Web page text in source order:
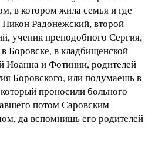
в котором жила семья и где
Радонежский, второй
ученик преподобного Сергия,
Боровске, в кладбищенской
Иоанна и Фотинии, родителей
Боровского, или подумаешь в
проносили больного
потом Саровским
да вспомнишь его родителей